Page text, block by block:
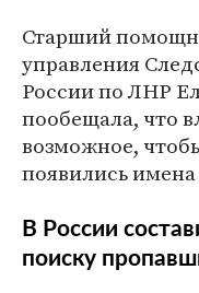
Старший
управления
России по ЛНР
пообещала, что
возможное,
появились имена
В России
поиску